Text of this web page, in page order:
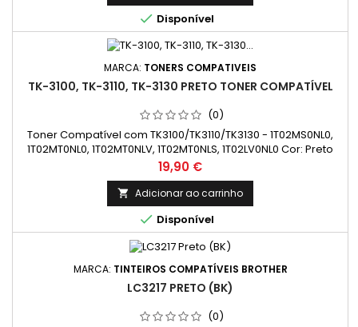
 Disponível
MARCA: TONERS COMPATIVEIS
TK-3100, TK-3110, TK-3130 PRETO TONER COMPATÍVEL
(0)
Toner Compatível com TK3100/TK3110/TK3130 - 1T02MS0NL0,
1T02MT0NL0, 1T02MT0NLV, 1T02MT0NLS, 1T02LV0NL0 Cor: Preto
Rendimento Médio: 12.500 Páginas*
Preço
19,90 €
 Adicionar ao carrinho
 Disponível
MARCA: TINTEIROS COMPATÍVEIS BROTHER
LC3217 PRETO (BK)
(0)